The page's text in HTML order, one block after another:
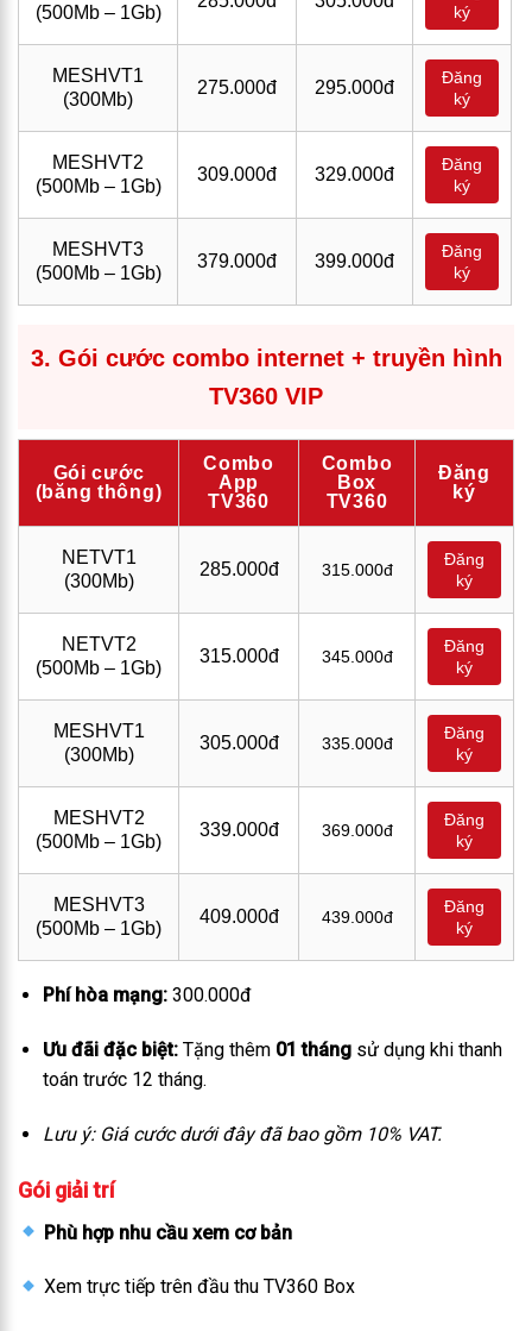
(500Mb – 1Gb)
ký
MESHVT1
(300Mb)
275.000đ 295.000đ
Đăng
ký
MESHVT2
(500Mb – 1Gb)
309.000đ 329.000đ
Đăng
ký
MESHVT3
(500Mb – 1Gb)
379.000đ 399.000đ
Đăng
ký
3. Gói cước combo internet + truyền hình
TV360 VIP
Gói cước
(băng thông)
Combo
App
TV360
Combo
Box
TV360
Đăng
ký
NETVT1
(300Mb)
285.000đ 315.000đ
Đăng
ký
NETVT2
(500Mb – 1Gb)
315.000đ 345.000đ
Đăng
ký
MESHVT1
(300Mb)
305.000đ 335.000đ
Đăng
ký
MESHVT2
(500Mb – 1Gb)
339.000đ 369.000đ
Đăng
ký
MESHVT3
(500Mb – 1Gb)
409.000đ 439.000đ
Đăng
ký
Phí hòa mạng:300.000đ
Ưu đãi đặc biệt:Tặng thêm 01 thángsử dụng khi thanh
toán trước 12 tháng.
Lưu ý: Giá cước dưới đây đã bao gồm 10% VAT.
Gói giải trí
Phù hợp nhu cầu xem cơ bản
Xem trực tiếp trên đầu thu TV360 Box